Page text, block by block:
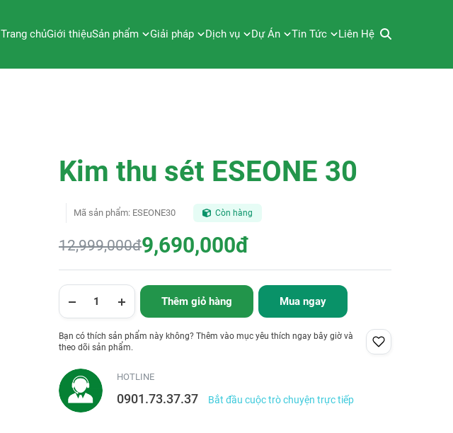
Trang chủGiới thiệuSản phẩm Giải pháp Dịch vụ Dự Án Tin Tức Liên Hệ
Kim thu sét ESEONE 30
Mã sản phẩm: ESEONE30 Còn hàng
12,999,000đ9,690,000đ
Thêm giỏ hàng Mua ngay
Bạn có thích sản phẩm này không? Thêm vào mục yêu thích ngay bây giờ và
theo dõi sản phẩm.
HOTLINE
0901.73.37.37 Bắt đầu cuộc trò chuyện trực tiếp